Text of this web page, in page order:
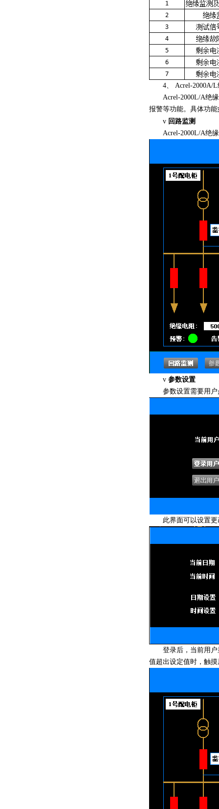
4、 Acrel-2000A/L
Acrel-2000L/A绝缘
报警等功能。具体功
v 回路监测
Acrel-2000L/A绝缘
v 参数设置
参数设置需要用户点
此界面可以设置更改
登录后，当前用户显
值超出设定值时，触